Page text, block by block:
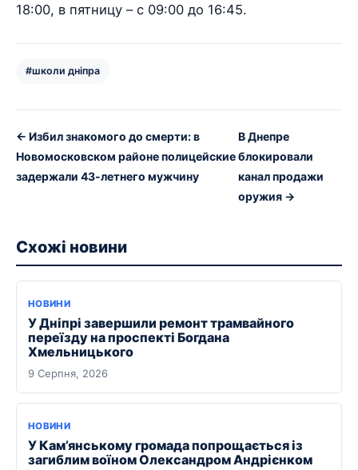
18:00, в пятницу – с 09:00 до 16:45.
#школи дніпра
← Избил знакомого до смерти: в
Новомосковском районе полицейские
задержали 43-летнего мужчину
В Днепре
блокировали
канал продажи
оружия →
Схожі новини
НОВИНИ
У Дніпрі завершили ремонт трамвайного
переїзду на проспекті Богдана
Хмельницького
9 Серпня, 2026
НОВИНИ
У Кам’янському громада попрощається із
загиблим воїном Олександром Андрієнком